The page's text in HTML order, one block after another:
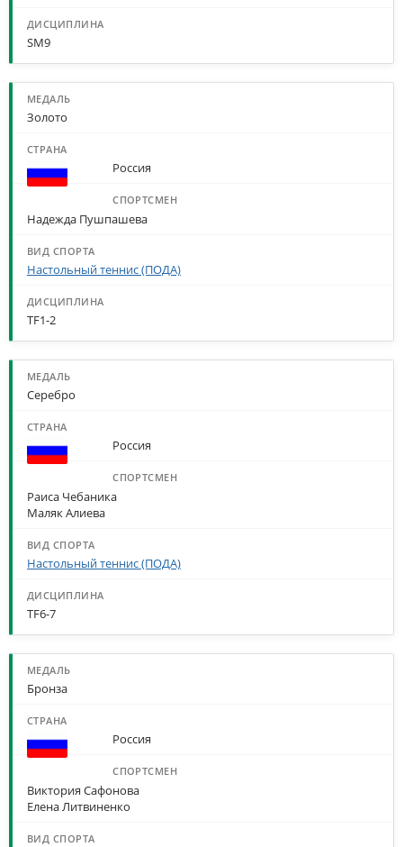
SM9
Золото
Россия
Надежда Пушпашева
Настольный теннис (ПОДА)
TF1-2
Серебро
Россия
Раиса Чебаника
Маляк Алиева
Настольный теннис (ПОДА)
TF6-7
Бронза
Россия
Виктория Сафонова
Елена Литвиненко